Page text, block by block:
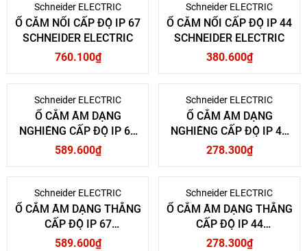
Schneider ELECTRIC
Ổ CĂM NỔI CẤP ĐỘ IP 67
SCHNEIDER ELECTRIC
760.100₫
Schneider ELECTRIC
Ổ CĂM NỔI CẤP ĐỘ IP 44
SCHNEIDER ELECTRIC
380.600₫
Schneider ELECTRIC
Ổ CẮM ÂM DẠNG
NGHIÊNG CẤP ĐỘ IP 67
SCHNEIDER ELECTRIC
589.600₫
Schneider ELECTRIC
Ổ CẮM ÂM DẠNG
NGHIÊNG CẤP ĐỘ IP 44
SCHNEIDER ELECTRIC
278.300₫
Schneider ELECTRIC
Ổ CẮM ÂM DẠNG THẲNG
CẤP ĐỘ IP 67
SCHNEIDER ELECTRIC
589.600₫
Schneider ELECTRIC
Ổ CẮM ÂM DẠNG THẲNG
CẤP ĐỘ IP 44
SCHNEIDER ELECTRIC
278.300₫